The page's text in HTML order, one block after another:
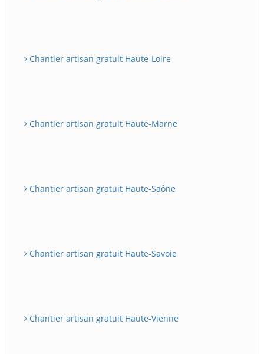
Chantier artisan gratuit Haute-Loire
Chantier artisan gratuit Haute-Marne
Chantier artisan gratuit Haute-Saône
Chantier artisan gratuit Haute-Savoie
Chantier artisan gratuit Haute-Vienne